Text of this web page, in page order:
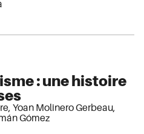
: une histoire
, Yoan Molinero Gerbeau,
Gómez